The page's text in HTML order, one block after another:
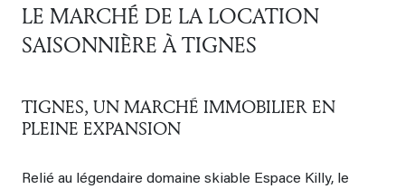
LE MARCHÉ DE LA LOCATION
SAISONNIÈRE À TIGNES
TIGNES, UN MARCHÉ IMMOBILIER EN
PLEINE EXPANSION
Relié au légendaire domaine skiable Espace Killy, le